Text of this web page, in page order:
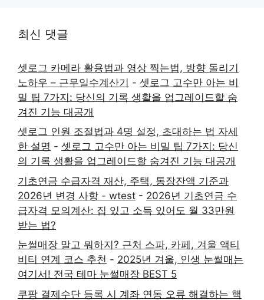
최신 댓글
셋로그 카메라 활용법과 영상 찍는법, 방향 돌리기
노하우 – 근무일수계산기 - 셋로그 고수만 아는 비
밀 팁 7가지: 당신의 기록 생활을 업그레이드할 숨
겨진 기능 대공개
셋로그 인원 조절법과 4명 설정, 초대하는 법 자세
한 설명 - 셋로그 고수만 아는 비밀 팁 7가지: 당신
의 기록 생활을 업그레이드할 숨겨진 기능 대공개
기초연금 수급자격 재산, 주택, 통장잔액 기준과
2026년 변경 사항 - wtest - 2026년 기초연금 수
급자격 모의계산: 집 있고 소득 있어도 월 33만원
받는 법?
눈썰매장 말고 뭐하지? 근처 스파, 카페, 겨울 액티
비티 연계 코스 추천 - 2025년 겨울, 인생 눈썰매는
여기서! 전국 테마 눈썰매장 BEST 5
쿠팡 결제수단 등록 시 계좌 연동 오류 해결하는 핵